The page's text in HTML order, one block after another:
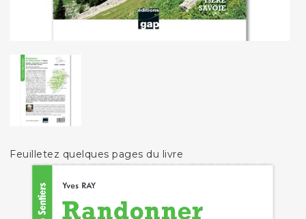
Feuilletez quelques pages du livre